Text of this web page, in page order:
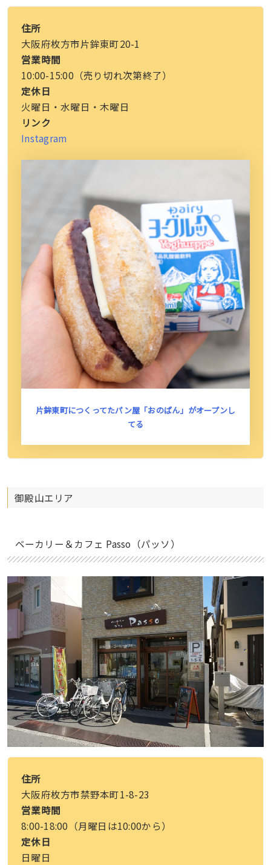
住所
大阪府枚方市片鉾東町20-1
営業時間
10:00-15:00（売り切れ次第終了）
定休日
火曜日・水曜日・木曜日
リンク
Instagram
片鉾東町につくってたパン屋「おのぱん」がオープンし
てる
御殿山エリア
ベーカリー＆カフェ Passo（パッソ）
住所
大阪府枚方市禁野本町1-8-23
営業時間
8:00-18:00（月曜日は10:00から）
定休日
日曜日